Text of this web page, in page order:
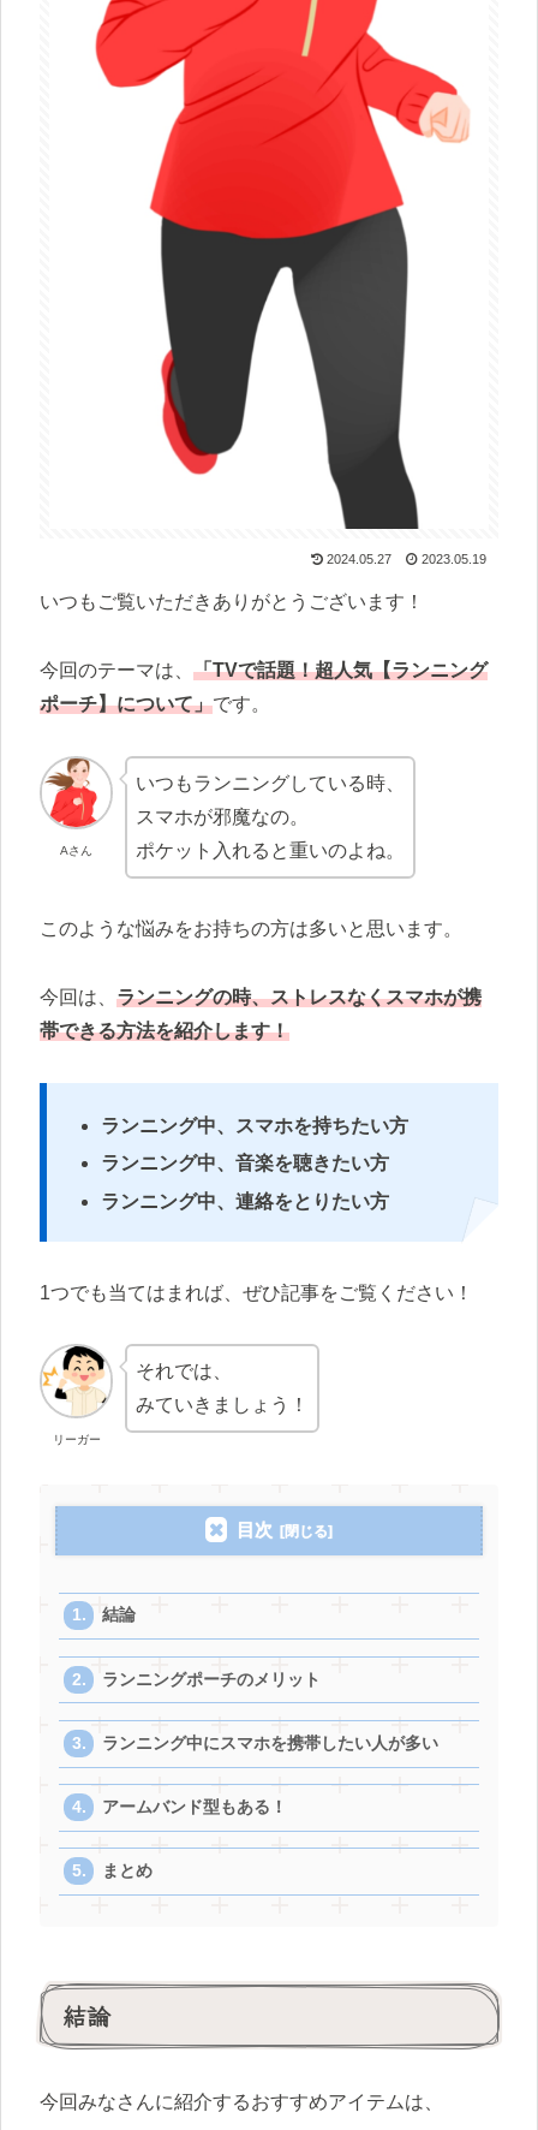
2024.05.27 2023.05.19
いつもご覧いただきありがとうございます！
今回のテーマは、 「TVで話題！超人気【ランニング
ポーチ】について」です。
Aさん
いつもランニングしている時、
スマホが邪魔なの。
ポケット入れると重いのよね。
このような悩みをお持ちの方は多いと思います。
今回は、 ランニングの時、ストレスなくスマホが携
帯できる方法を紹介します！
ランニング中、スマホを持ちたい方
ランニング中、音楽を聴きたい方
ランニング中、連絡をとりたい方
1つでも当てはまれば、ぜひ記事をご覧ください！
リーガー
それでは、
みていきましょう！
目次
結論
ランニングポーチのメリット
ランニング中にスマホを携帯したい人が多い
アームバンド型もある！
まとめ
結論
今回みなさんに紹介するおすすめアイテムは、